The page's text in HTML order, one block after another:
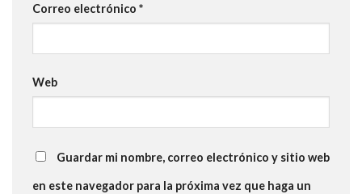
Correo electrónico *
Web
Guardar mi nombre, correo electrónico y sitio web
en este navegador para la próxima vez que haga un